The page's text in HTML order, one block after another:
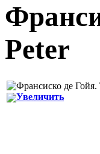
Peter
Увеличить